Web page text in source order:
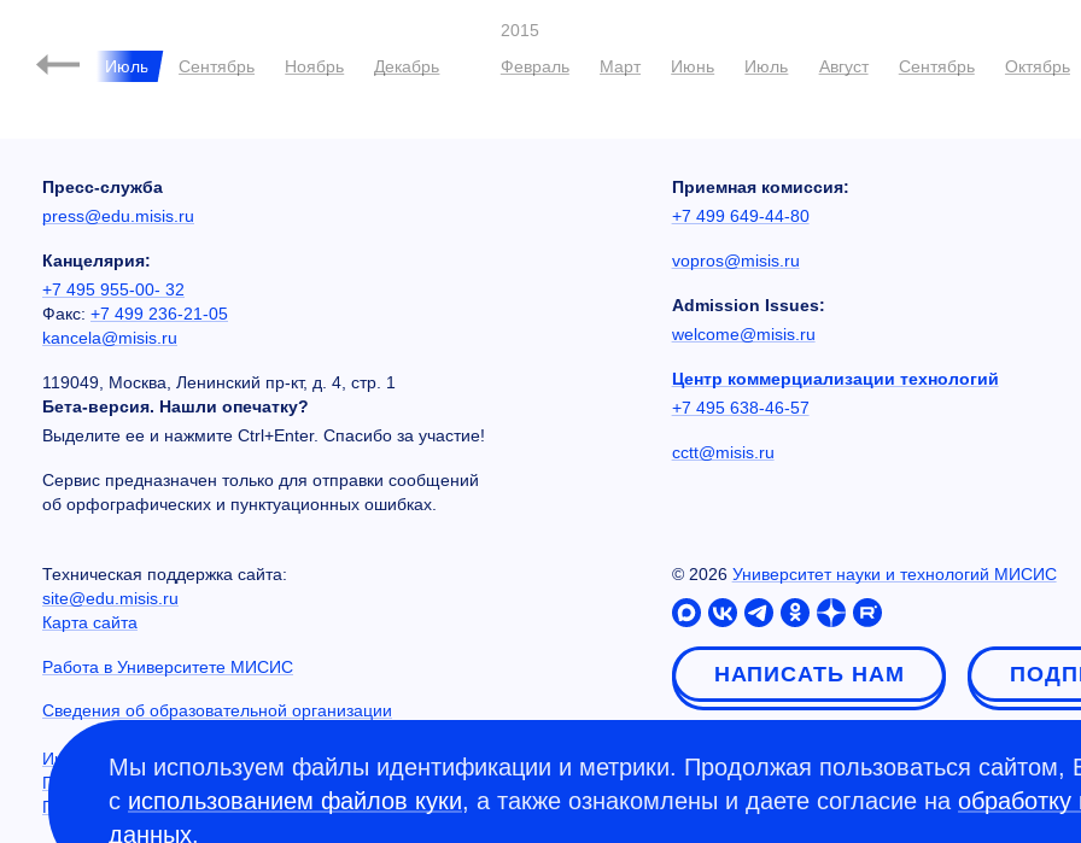
Июнь Июль Сентябрь Ноябрь Декабрь
2015
Февраль
Март Июнь Июль Август Сентябрь Октябрь
Пресс-служба
press@edu.misis.ru
Канцелярия:
+7 495 955-00- 32
Факс: +7 499 236-21-05
kancela@misis.ru
119049, Москва, Ленинский пр-кт, д. 4, стр. 1
Бета-версия. Нашли опечатку?
Выделите ее и нажмите Ctrl+Enter. Спасибо за участие!
Сервис предназначен только для отправки сообщений
об орфографических и пунктуационных ошибках.
Приемная комиссия:
+7 499 649-44-80
vopros@misis.ru
Admission Issues:
welcome@misis.ru
Центр коммерциализации технологий
+7 495 638-46-57
cctt@misis.ru
Техническая поддержка сайта:
site@edu.misis.ru
Карта сайта
Работа в Университете МИСИС
Сведения об образовательной организации
Информация о закупках
Противодействие коррупции
Политика конфиденциальности
© 2026 Университет науки и технологий МИСИС
НАПИСАТЬ НАМ
Мы используем файлы идентификации и метрики. Продолжая пользоваться сайтом,
с использованием файлов куки, а также ознакомлены и даете согласие на
данных.